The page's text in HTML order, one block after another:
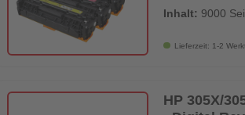
Inhalt: 9000
Lieferzeit: 1-2
HP 305X/